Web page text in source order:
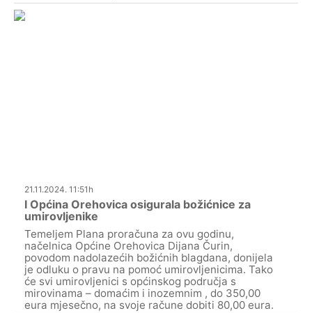
21.11.2024. 11:51h
I Općina Orehovica osigurala božićnice za
umirovljenike
Temeljem Plana proračuna za ovu godinu,
načelnica Općine Orehovica Dijana Čurin,
povodom nadolazećih božićnih blagdana, donijela
je odluku o pravu na pomoć umirovljenicima. Tako
će svi umirovljenici s općinskog područja s
mirovinama – domaćim i inozemnim , do 350,00
eura mjesečno, na svoje račune dobiti 80,00 eura.